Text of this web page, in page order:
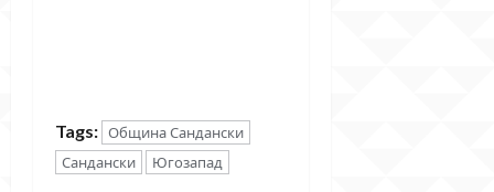
Tags: Община Сандански
Сандански
Югозапад